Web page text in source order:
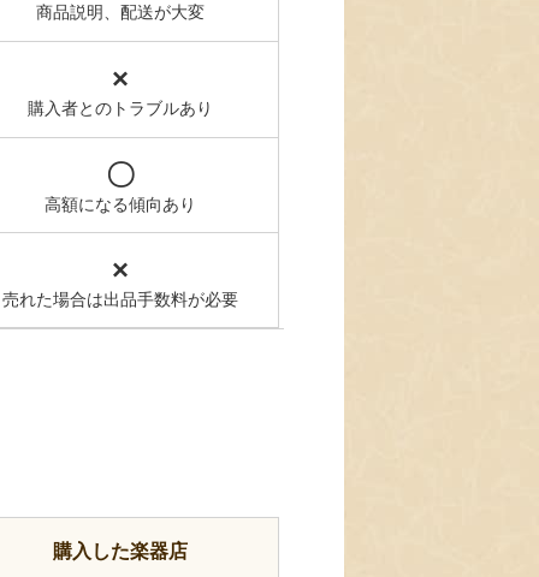
商品説明、配送が大変
×
購入者とのトラブルあり
〇
高額になる傾向あり
×
売れた場合は出品手数料が必要
購入した楽器店